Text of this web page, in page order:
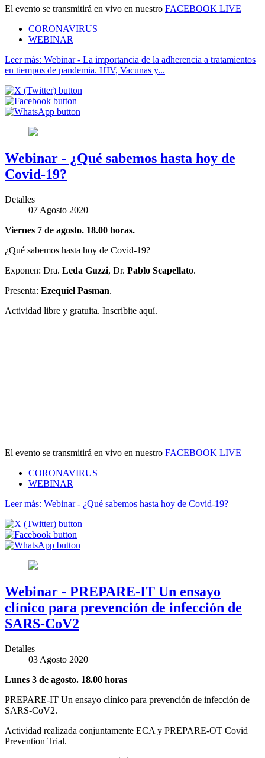
El evento se transmitirá en vivo en nuestro FACEBOOK LIVE
CORONAVIRUS
WEBINAR
Leer más: Webinar - La importancia de la adherencia a tratamientos
en tiempos de pandemia. HIV, Vacunas y...
Webinar - ¿Qué sabemos hasta hoy de
Covid-19?
Detalles
07 Agosto 2020
Viernes 7 de agosto. 18.00 horas.
¿Qué sabemos hasta hoy de Covid-19?
Exponen: Dra. Leda Guzzi, Dr. Pablo Scapellato.
Presenta: Ezequiel Pasman.
Actividad libre y gratuita. Inscribite aquí.
El evento se transmitirá en vivo en nuestro FACEBOOK LIVE
CORONAVIRUS
WEBINAR
Leer más: Webinar - ¿Qué sabemos hasta hoy de Covid-19?
Webinar - PREPARE-IT Un ensayo
clínico para prevención de infección de
SARS-CoV2
Detalles
03 Agosto 2020
Lunes 3 de agosto. 18.00 horas
PREPARE-IT Un ensayo clínico para prevención de infección de
SARS-CoV2.
Actividad realizada conjuntamente ECA y PREPARE-OT Covid
Prevention Trial.